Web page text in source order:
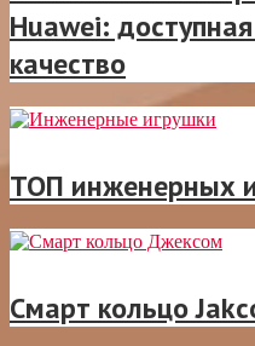
Huawei:
качество
ТОП инженерных
Смарт кольцо